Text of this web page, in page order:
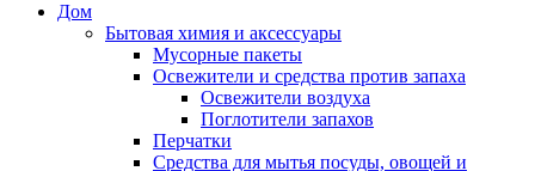
Дом
Бытовая химия и аксессуары
Мусорные пакеты
Освежители и средства против запаха
Освежители воздуха
Поглотители запахов
Перчатки
Средства для мытья посуды, овощей и